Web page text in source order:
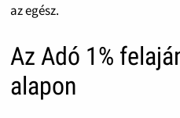
az egész.
Az Adó 1%
alapon